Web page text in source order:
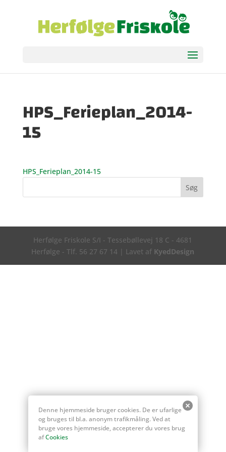
HPS_Ferieplan_2014-
15
HPS_Ferieplan_2014-15
Herfølge Friskole S/I - Tessebøllevej 18 C - 4681
Herfølge - Tlf. 56 27 67 14 | Lavet af KyedDesign
Denne hjemmeside bruger cookies. De er ufarlige
og bruges til bl.a. anonym trafikmåling. Ved at
bruge vores hjemmeside, accepterer du vores brug
afCookies